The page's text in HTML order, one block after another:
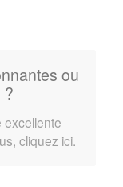
ou
?
cliquez ici.